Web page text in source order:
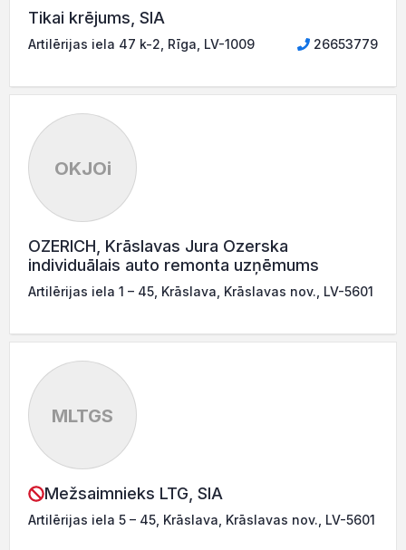
Tikai krējums, SIA
Artilērijas iela 47 k-2, Rīga, LV-1009 26653779
OKJOi
OZERICH, Krāslavas Jura Ozerska
individuālais auto remonta uzņēmums
Artilērijas iela 1 – 45, Krāslava, Krāslavas nov., LV-5601
MLTGS
Mežsaimnieks LTG, SIA
Artilērijas iela 5 – 45, Krāslava, Krāslavas nov., LV-5601